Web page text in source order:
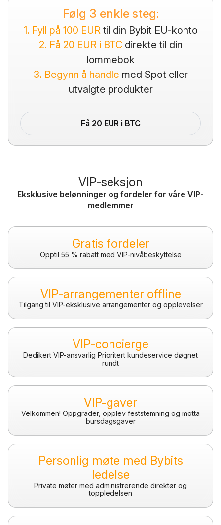
Følg 3 enkle steg:
1. Fyll på 100 EURtil din Bybit EU-konto
2. Få 20 EUR i BTCdirekte til din
lommebok
3. Begynn å handle med Spot eller
utvalgte produkter
Få 20 EUR i BTC
VIP-seksjon
Eksklusive belønninger og fordeler for våre VIP-
medlemmer
Gratis fordeler
Opptil 55 % rabatt med VIP-nivåbeskyttelse
VIP-arrangementer offline
Tilgang til VIP-eksklusive arrangementer og opplevelser
VIP-concierge
Dedikert VIP-ansvarlig Prioritert kundeservice døgnet
rundt
VIP-gaver
Velkommen! Oppgrader, opplev feststemning og motta
bursdagsgaver
Personlig møte med Bybits
ledelse
Private møter med administrerende direktør og
toppledelsen